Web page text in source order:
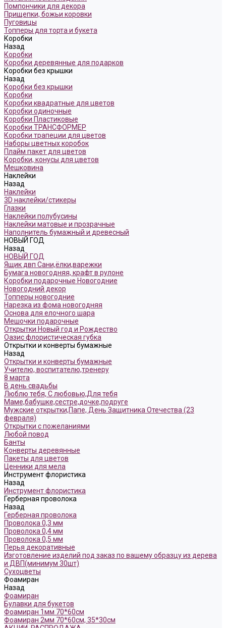
Помпончики для декора
Прищепки, божьи коровки
Пуговицы
Топперы для торта и букета
Коробки
Назад
Коробки
Коробки деревянные для подарков
Коробки без крышки
Назад
Коробки без крышки
Коробки
Коробки квадратные для цветов
Коробки одиночные
Коробки Пластиковые
Коробки ТРАНСФОРМЕР
Коробки трапеции для цветов
Наборы цветных коробок
Плайм пакет для цветов
Коробки, конусы для цветов
Мешковина
Наклейки
Назад
Наклейки
3D наклейки/стикеры
Глазки
Наклейки полубусины
Наклейки матовые и прозрачные
Наполнитель бумажный и древесный
НОВЫЙ ГОД
Назад
НОВЫЙ ГОД
Ящик двп Сани,ёлки,варежки
Бумага новогодняя, крафт в рулоне
Коробки подарочные Новогодние
Новогодний декор
Топперы новогодние
Нарезка из фома новогодняя
Основа для елочного шара
Мешочки подарочные
Открытки Новый год и Рождество
Оазис флористическая губка
Открытки и конверты бумажные
Назад
Открытки и конверты бумажные
Учителю, воспитателю,тренеру
8 марта
В день свадьбы
Люблю тебя, С любовью,Для тебя
Маме,бабушке,сестре,дочке,подруге
Мужские открытки,Папе, День Защитника Отечества (23
февраля)
Открытки с пожеланиями
Любой повод
Банты
Конверты деревянные
Пакеты для цветов
Ценники для мела
Инструмент флористика
Назад
Инструмент флористика
Герберная проволока
Назад
Герберная проволока
Проволока 0,3 мм
Проволока 0,4 мм
Проволока 0,5 мм
Перья декоративные
Изготовление изделий под заказ по вашему образцу из дерева
и ДВП(минимум 30шт)
Сухоцветы
Фоамиран
Назад
Фоамиран
Булавки для букетов
Фоамиран 1мм 70*60см
Фоамиран 2мм 70*60см, 35*30см